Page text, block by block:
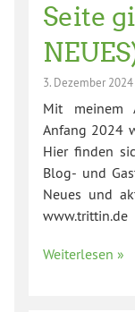
Seite
3. Dezember 2024
Mit meinem
Anfang 2024
Hier finden
Blog- und
Neues und
www.trittin.de
Weiterlesen »